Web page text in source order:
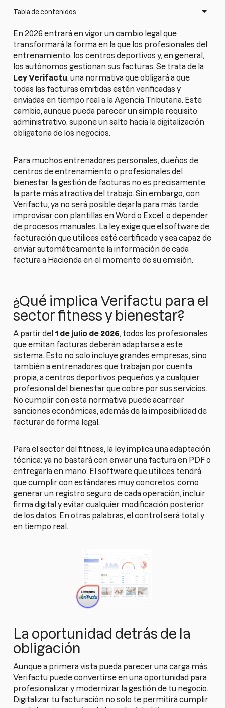
Tabla de contenidos
En 2026 entrará en vigor un cambio legal que
transformará la forma en la que los profesionales del
entrenamiento, los centros deportivos y, en general,
los autónomos gestionan sus facturas. Se trata de la
Ley Verifactu, una normativa que obligará a que
todas las facturas emitidas estén verificadas y
enviadas en tiempo real a la Agencia Tributaria. Este
cambio, aunque pueda parecer un simple requisito
administrativo, supone un salto hacia la digitalización
obligatoria de los negocios.
Para muchos entrenadores personales, dueños de
centros de entrenamiento o profesionales del
bienestar, la gestión de facturas no es precisamente
la parte más atractiva del trabajo. Sin embargo, con
Verifactu, ya no será posible dejarla para más tarde,
improvisar con plantillas en Word o Excel, o depender
de procesos manuales. La ley exige que el software de
facturación que utilices esté certificado y sea capaz de
enviar automáticamente la información de cada
factura a Hacienda en el momento de su emisión.
¿Qué implica Verifactu para el
sector fitness y bienestar?
A partir del 1 de julio de 2026, todos los profesionales
que emitan facturas deberán adaptarse a este
sistema. Esto no solo incluye grandes empresas, sino
también a entrenadores que trabajan por cuenta
propia, a centros deportivos pequeños y a cualquier
profesional del bienestar que cobre por sus servicios.
No cumplir con esta normativa puede acarrear
sanciones económicas, además de la imposibilidad de
facturar de forma legal.
Para el sector del fitness, la ley implica una adaptación
técnica: ya no bastará con enviar una factura en PDF o
entregarla en mano. El software que utilices tendrá
que cumplir con estándares muy concretos, como
generar un registro seguro de cada operación, incluir
firma digital y evitar cualquier modificación posterior
de los datos. En otras palabras, el control será total y
en tiempo real.
La oportunidad detrás de la
obligación
Aunque a primera vista pueda parecer una carga más,
Verifactu puede convertirse en una oportunidad para
profesionalizar y modernizar la gestión de tu negocio.
Digitalizar tu facturación no solo te permitirá cumplir